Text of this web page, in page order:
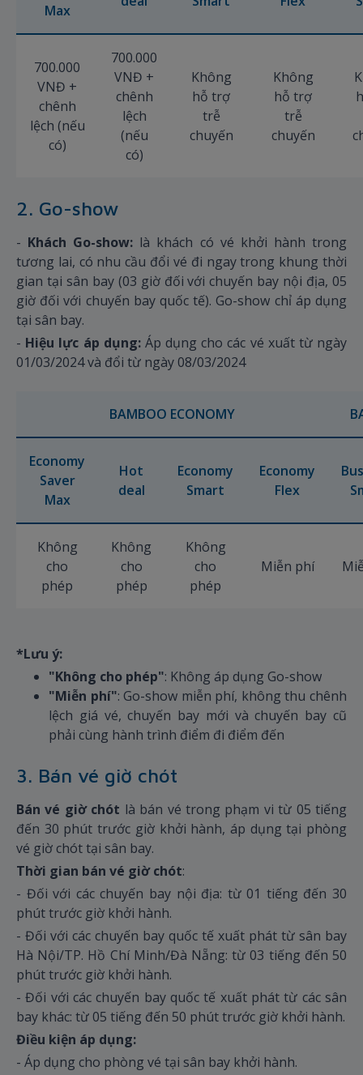
Max
700.000
VNĐ +
chênh
lệch (nếu
có)
700.000
VNĐ +
chênh
lệch
(nếu
có)
Không
hỗ trợ
trễ
chuyến
Không
hỗ trợ
trễ
chuyến
2. Go-show
- Khách Go-show: là khách có vé khởi hành trong
tương lai, có nhu cầu đổi vé đi ngay trong khung thời
gian tại sân bay (03 giờ đối với chuyến bay nội địa, 05
giờ đối với chuyến bay quốc tế). Go-show chỉ áp dụng
tại sân bay.
- Hiệu lực áp dụng:Áp dụng cho các vé xuất từ ngày
01/03/2024 và đổi từ ngày 08/03/2024
BAMBOO ECONOMY
Economy
Saver
Max
Hot
deal
Economy
Smart
Economy
Flex
Không
cho
phép
Không
cho
phép
Không
cho
phép
Miễn phí
*Lưu ý:
"Không cho phép": Không áp dụng Go-show
"Miễn phí": Go-show miễn phí, không thu chênh
lệch giá vé, chuyến bay mới và chuyến bay cũ
phải cùng hành trình điểm đi điểm đến
3. Bán vé giờ chót
Bán vé giờ chót là bán vé trong phạm vi từ 05 tiếng
đến 30 phút trước giờ khởi hành, áp dụng tại phòng
vé giờ chót tại sân bay.
Thời gian bán vé giờ chót:
- Đối với các chuyến bay nội địa: từ 01 tiếng đến 30
phút trước giờ khởi hành.
- Đối với các chuyến bay quốc tế xuất phát từ sân bay
Hà Nội/TP. Hồ Chí Minh/Đà Nẵng: từ 03 tiếng đến 50
phút trước giờ khởi hành.
- Đối với các chuyến bay quốc tế xuất phát từ các sân
bay khác: từ 05 tiếng đến 50 phút trước giờ khởi hành.
Điều kiện áp dụng:
- Áp dụng cho phòng vé tại sân bay khởi hành.